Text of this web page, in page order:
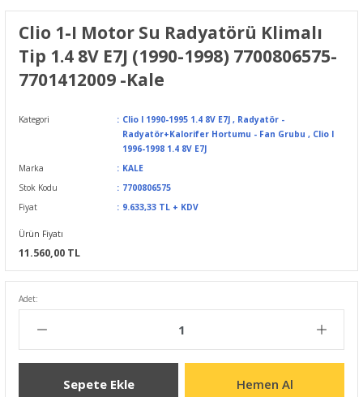
Clio 1-I Motor Su Radyatörü Klimalı
Tip 1.4 8V E7J (1990-1998) 7700806575-
7701412009 -Kale
Kategori Clio I 1990-1995 1.4 8V E7J , Radyatör -
Radyatör+Kalorifer Hortumu - Fan Grubu , Clio I
1996-1998 1.4 8V E7J
Marka
KALE
Stok Kodu
7700806575
Fiyat
9.633,33 TL + KDV
Ürün Fiyatı
11.560,00 TL
Adet:
Sepete Ekle Hemen Al